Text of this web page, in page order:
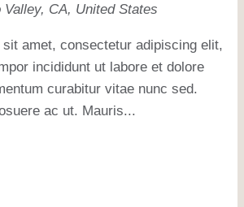
Valley, CA, United States
amet, consectetur adipiscing elit,
incididunt ut labore et dolore
curabitur vitae nunc sed.
ac ut. Mauris...